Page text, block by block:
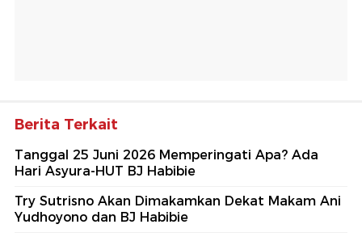
Berita Terkait
Tanggal 25 Juni 2026 Memperingati Apa? Ada
Hari Asyura-HUT BJ Habibie
Try Sutrisno Akan Dimakamkan Dekat Makam Ani
Yudhoyono dan BJ Habibie